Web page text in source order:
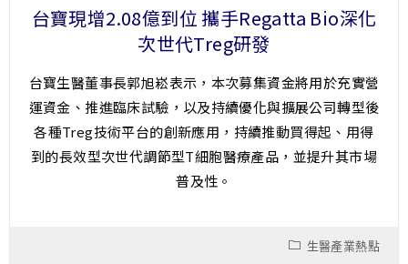
台寶現增2.08億到位 攜手Regatta Bio深化
次世代Treg研發
台寶生醫董事長郭旭崧表示，本次募集資金將用於充實營
運資金、推進臨床試驗，以及持續優化與擴展公司轉型後
各種Treg技術平台的創新應用，持續推動買得起、用得
到的長效型次世代調節型T細胞醫療產品，並提升其市場
普及性。
生醫產業熱點